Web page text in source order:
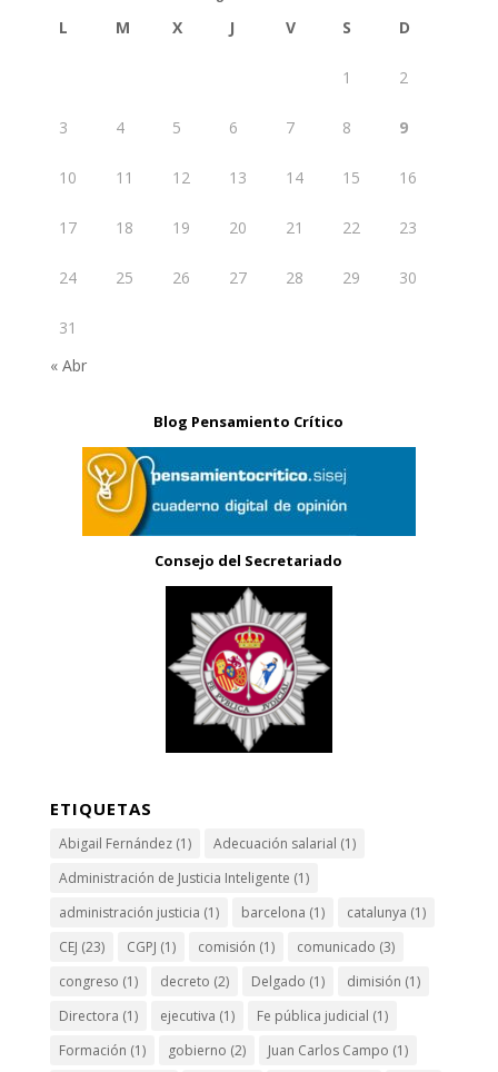
L M X J V S D
1 2
3 4 5 6 7 8 9
10 11 12 13 14 15 16
17 18 19 20 21 22 23
24 25 26 27 28 29 30
31
« Abr
Blog Pensamiento Crítico
Consejo del Secretariado
ETIQUETAS
Abigail Fernández(1) Adecuación salarial (1)
Administración de Justicia Inteligente (1)
administración justicia (1) barcelona (1) catalunya (1)
CEJ (23) CGPJ (1) comisión (1) comunicado (3)
congreso (1) decreto (2) Delgado (1) dimisión (1)
Directora (1) ejecutiva (1) Fe pública judicial (1)
Formación (1) gobierno (2) Juan Carlos Campo (1)